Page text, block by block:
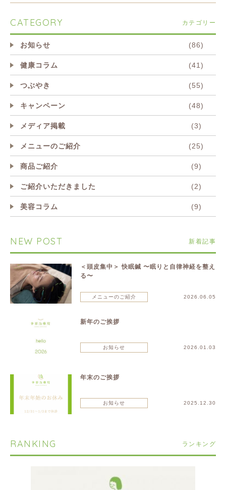
CATEGORY カテゴリー
お知らせ (86)
健康コラム (41)
つぶやき (55)
キャンペーン (48)
メディア掲載 (3)
メニューのご紹介 (25)
商品ご紹介 (9)
ご紹介いただきました (2)
美容コラム (9)
NEW POST 新着記事
＜頭皮集中＞ 快眠鍼 〜眠りと自律神経を整え
る〜
メニューのご紹介 2026.06.05
新年のご挨拶
お知らせ 2026.01.03
年末のご挨拶
お知らせ 2025.12.30
RANKING ランキング